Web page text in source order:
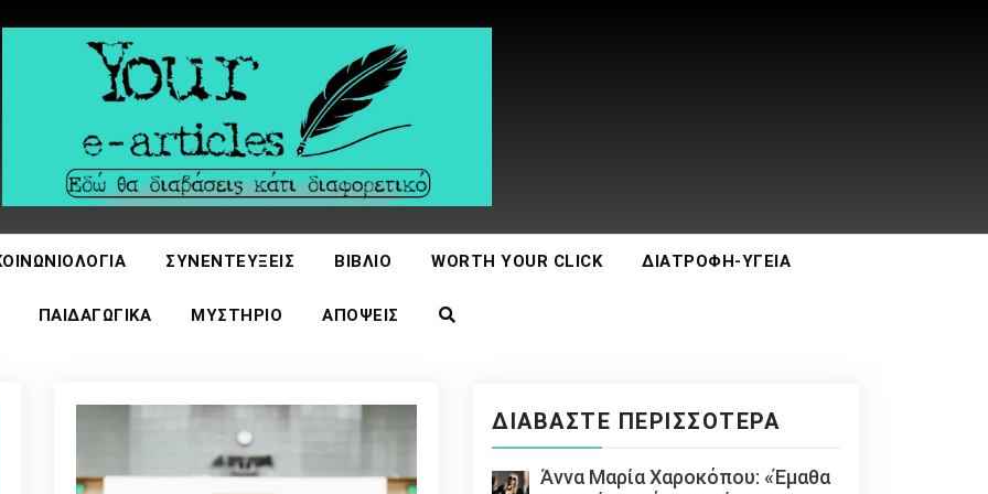
ΣΥΝΕΝΤΕΎΞΕΙΣ ΒΙΒΛΊΟ WORTH YOUR CLICK ΔΙΑΤΡΟΦΉ-ΥΓΕΊΑ
ΠΑΙΔΑΓΩΓΙΚΆ ΜΥΣΤΉΡΙΟ ΑΠΌΨΕΙΣ
ΔΙΑΒΆΣΤΕ ΠΕΡΙΣΣΌΤΕΡΑ
Άννα Μαρία Χαροκόπου: «Έμαθα